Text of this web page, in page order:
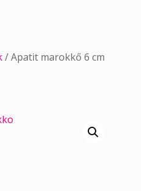
/ Apatit marokkő 6 cm